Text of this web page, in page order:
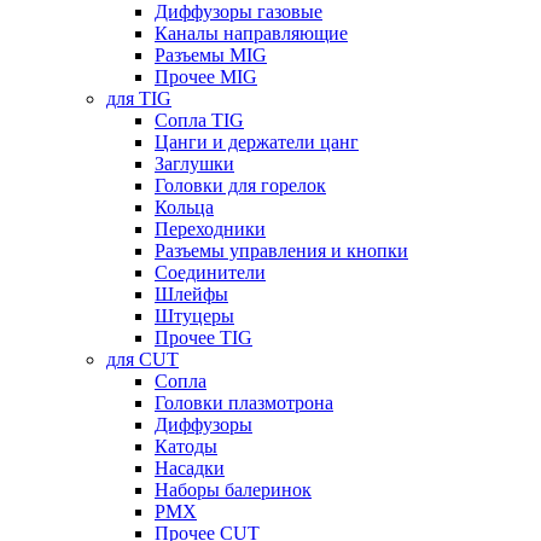
Диффузоры газовые
Каналы направляющие
Разъемы MIG
Прочее MIG
для TIG
Сопла TIG
Цанги и держатели цанг
Заглушки
Головки для горелок
Кольца
Переходники
Разъемы управления и кнопки
Соединители
Шлейфы
Штуцеры
Прочее TIG
для CUT
Сопла
Головки плазмотрона
Диффузоры
Катоды
Насадки
Наборы балеринок
PMX
Прочее CUT